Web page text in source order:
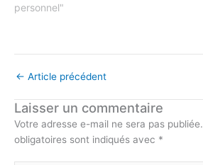
personnel"
← Article précédent
Laisser un commentaire
Votre adresse e-mail ne sera pas publiée.
obligatoires sont indiqués avec *